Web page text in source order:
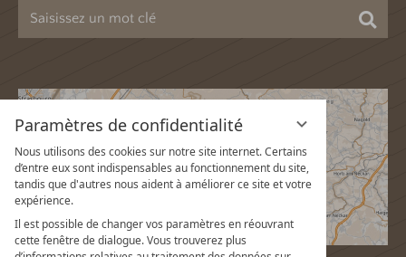
Paramètres de confidentialité
Nous utilisons des cookies sur notre site internet. Certains
d’entre eux sont indispensables au fonctionnement du site,
tandis que d'autres nous aident à améliorer ce site et votre
expérience.
Il est possible de changer vos paramètres en réouvrant
cette fenêtre de dialogue. Vous trouverez plus